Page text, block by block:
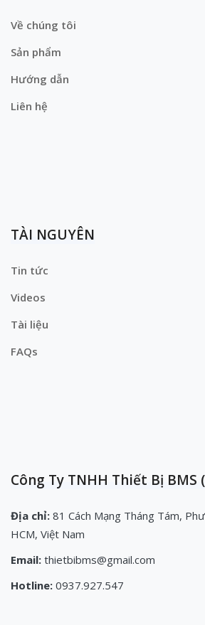
Về chúng tôi
Sản phẩm
Hướng dẫn
Liên hệ
TÀI NGUYÊN
Tin tức
Videos
Tài liệu
FAQs
Công Ty TNHH Thiết Bị BMS
Địa chỉ: 81 Cách Mạng Tháng Tám,
HCM, Việt Nam
Email: thietbibms@gmail.com
Hotline: 0937.927.547